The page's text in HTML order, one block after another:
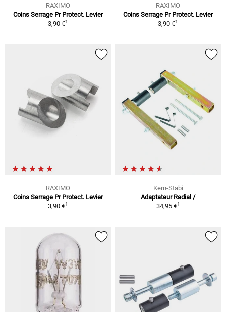
RAXIMO
Coins Serrage Pr Protect. Levier
3,90 €1
RAXIMO
Coins Serrage Pr Protect. Levier
3,90 €1
RAXIMO
Coins Serrage Pr Protect. Levier
3,90 €1
Kern-Stabi
Adaptateur Radial /
34,95 €1